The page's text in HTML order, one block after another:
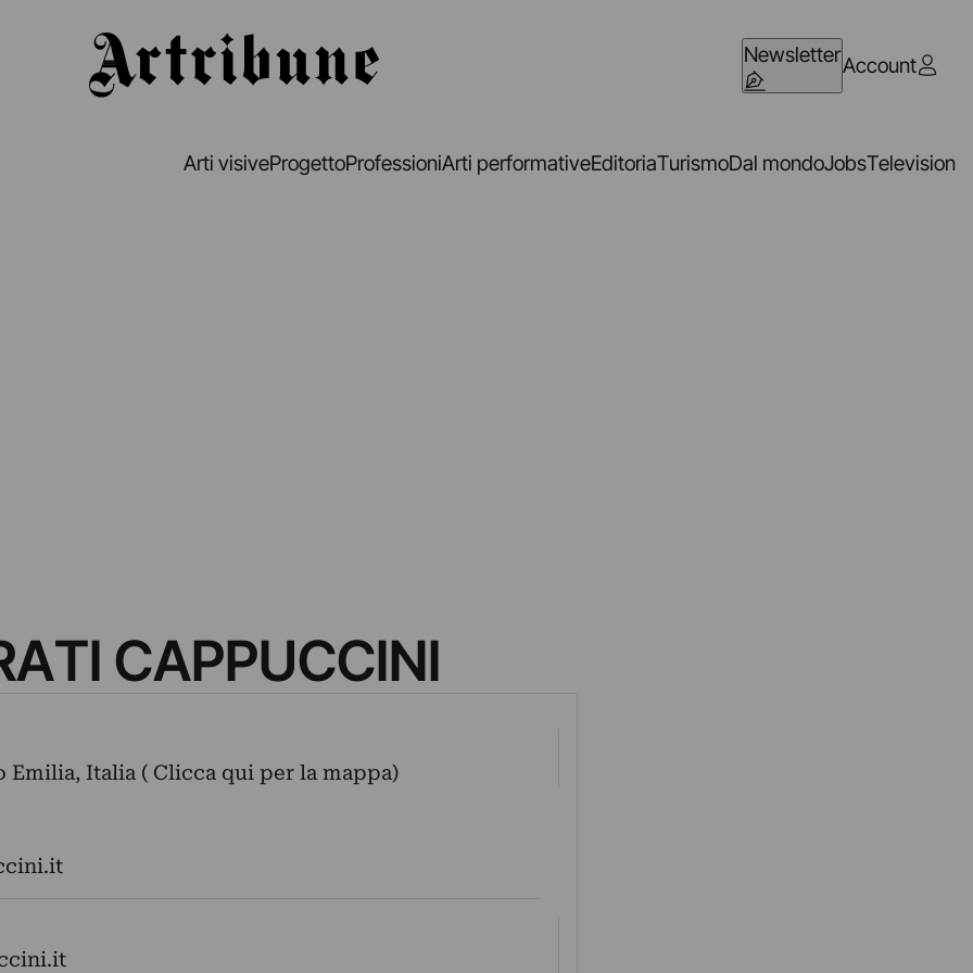
NewsletterAccount
Arti visiveProgettoProfessioniArti performativeEditoriaTurismoDal mondoJobsTelevision
CAPPUCCINI
Emilia, Italia ( Clicca qui per la mappa)